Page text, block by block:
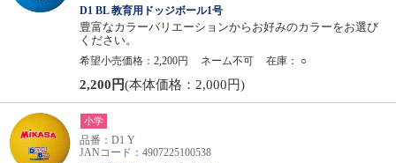
D1 BL 教育用ドッジボール1号
豊富なカラーバリエーションからお好みのカラーをお選び
ください。
希望小売価格：2,200円
ネーム不可 在庫： ○
2,200円(本体価格：2,000円)
小学
品番：D1 Y
JANコード：4907225100538